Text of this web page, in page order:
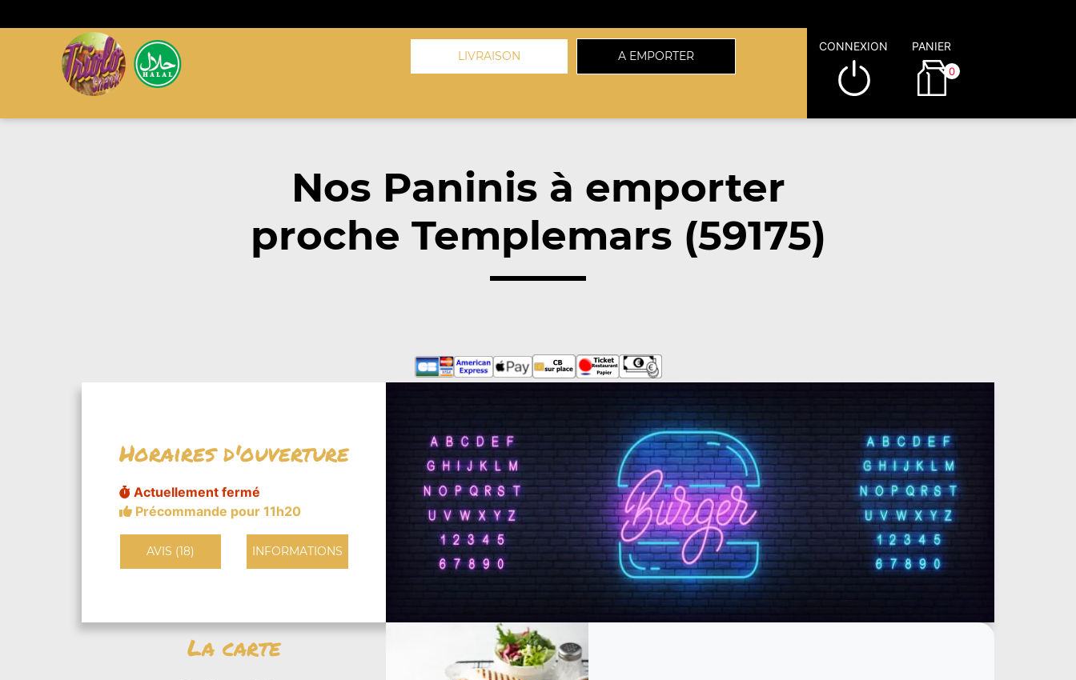
LIVRAISON A EMPORTER
CONNEXION PANIER
0
Nos Paninis à emporter
proche Templemars (59175)
Horaires d'ouverture
Actuellement fermé
Précommande pour 11h20
AVIS (18) INFORMATIONS
La carte